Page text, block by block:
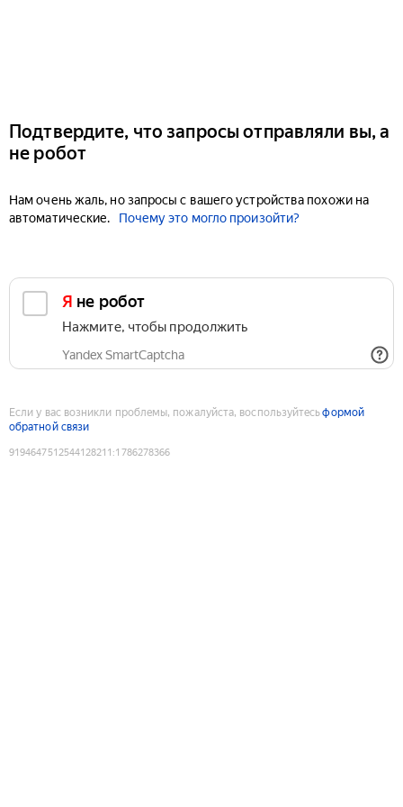
Подтвердите, что запросы отправляли вы, а
не робот
Нам очень жаль, но запросы с вашего устройства похожи на
автоматические.
Почему это могло произойти?
Я не робот
Нажмите, чтобы продолжить
Yandex SmartCaptcha
Если у вас возникли проблемы, пожалуйста, воспользуйтесьформой
обратной связи
9194647512544128211 :1786278366